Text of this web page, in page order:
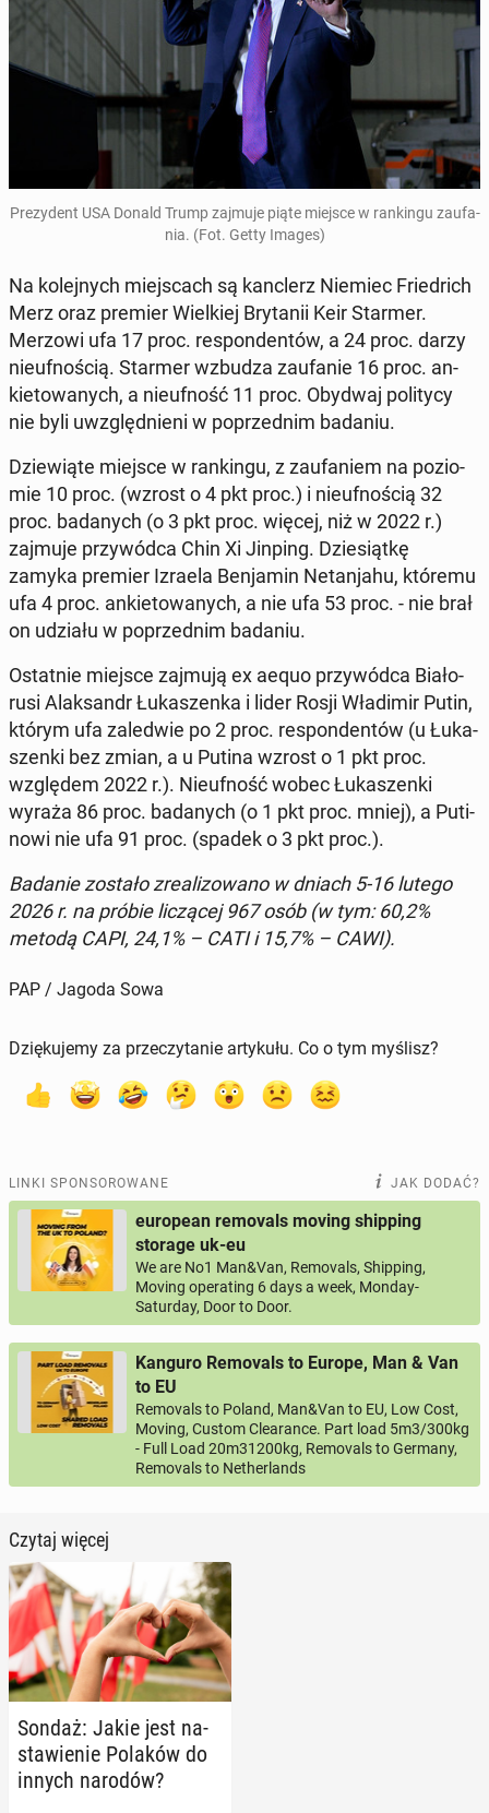
Pre­zy­dent USA Donald Trump zajmuje piąte miejsce w ran­kin­gu za­ufa­
nia. (Fot. Getty Images)
Na ko­lej­nych miej­scach są kanc­lerz Niemiec Frie­drich
Merz oraz premier Wiel­kiej Bry­ta­nii Keir Starmer.
Merzowi ufa 17 proc. re­spon­den­tów, a 24 proc. darzy
nie­uf­no­ścią. Starmer wzbudza za­ufa­nie 16 proc. an­
kie­to­wa­nych, a nie­uf­ność 11 proc. Obydwaj po­li­ty­cy
nie byli uwzględ­nie­ni w po­przed­nim badaniu.
Dzie­wią­te miejsce w ran­kin­gu, z za­ufa­niem na po­zio­
mie 10 proc. (wzrost o 4 pkt proc.) i nie­uf­no­ścią 32
proc. ba­da­nych (o 3 pkt proc. więcej, niż w 2022 r.)
zajmuje przy­wód­ca Chin Xi Jinping. Dzie­siąt­kę
zamyka premier Izraela Ben­ja­min Ne­tan­ja­hu, któremu
ufa 4 proc. an­kie­to­wa­nych, a nie ufa 53 proc. - nie brał
on udziału w po­przed­nim badaniu.
Ostat­nie miejsce zajmują ex aequo przy­wód­ca Bia­ło­
ru­si Alak­sandr Łu­ka­szen­ka i lider Rosji Wła­di­mir Putin,
którym ufa za­le­d­wie po 2 proc. re­spon­den­tów (u Łu­ka­
szen­ki bez zmian, a u Putina wzrost o 1 pkt proc.
wzglę­dem 2022 r.). Nie­uf­ność wobec Łu­ka­szen­ki
wyraża 86 proc. ba­da­nych (o 1 pkt proc. mniej), a Pu­ti­
no­wi nie ufa 91 proc. (spadek o 3 pkt proc.).
Badanie zostało zre­ali­zo­wa­no w dniach 5-16 lutego
2026 r. na próbie li­czą­cej 967 osób (w tym: 60,2%
metodą CAPI, 24,1% – CATI i 15,7% – CAWI).
PAP / Jagoda Sowa
Dziękujemy za przeczytanie artykułu. Co o tym myślisz?
LINKI SPONSOROWANE JAK DODAĆ?
european removals moving shipping
storage uk-eu
We are No1 Man&Van, Removals, Shipping,
Moving operating 6 days a week, Monday-
Saturday, Door to Door.
Kanguro Removals to Europe, Man & Van
to EU
Removals to Poland, Man&Van to EU, Low Cost,
Moving, Custom Clearance. Part load 5m3/300kg
- Full Load 20m31200kg, Removals to Germany,
Removals to Netherlands
Czytaj więcej
Sondaż: Jakie jest na­
sta­wie­nie Polaków do
innych narodów?